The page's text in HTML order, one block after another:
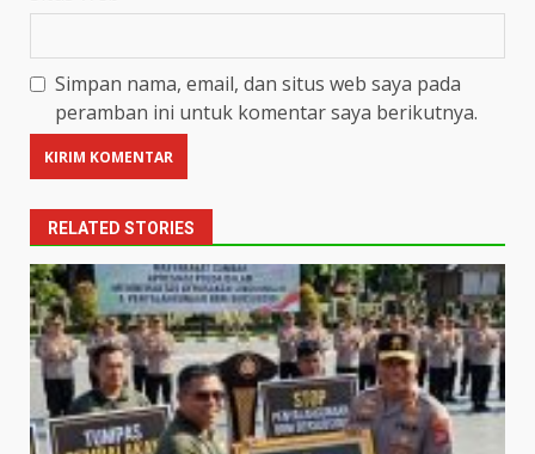
Simpan nama, email, dan situs web saya pada
peramban ini untuk komentar saya berikutnya.
RELATED STORIES